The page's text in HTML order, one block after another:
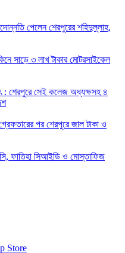
পেলেন শেরপুরের শহিদুল্লাহ,
সাড়ে ৩ লাখ টাকার মোটরসাইকেল
: শেরপুরে সেই কলেজ অধ্যক্ষসহ ৪
পর শেরপুরে জাল টাকা ও
ফাতিহা সিআইডি ও মোস্তাফিজ